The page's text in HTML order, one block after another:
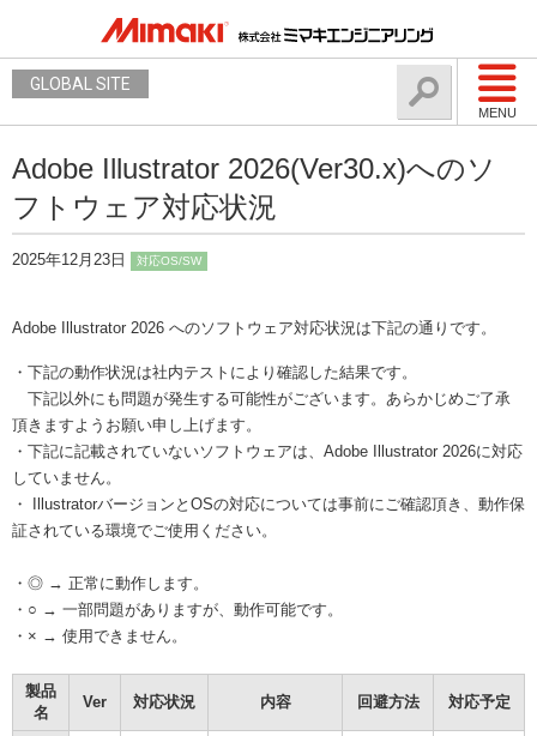
MENU
GLOBAL SITE
Adobe Illustrator 2026(Ver30.x)へのソ
フトウェア対応状況
2025年12月23日 対応OS/SW
Adobe Illustrator 2026 へのソフトウェア対応状況は下記の通りです。
・下記の動作状況は社内テストにより確認した結果です。
下記以外にも問題が発生する可能性がございます。あらかじめご了承
頂きますようお願い申し上げます。
・下記に記載されていないソフトウェアは、Adobe Illustrator 2026に対応
していません。
・ IllustratorバージョンとOSの対応については事前にご確認頂き、動作保
証されている環境でご使用ください。
・◎ → 正常に動作します。
・○ → 一部問題がありますが、動作可能です。
・× → 使用できません。
製品
名
Ver 対応状況 内容 回避方法 対応予定